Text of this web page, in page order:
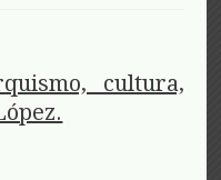
cultura,